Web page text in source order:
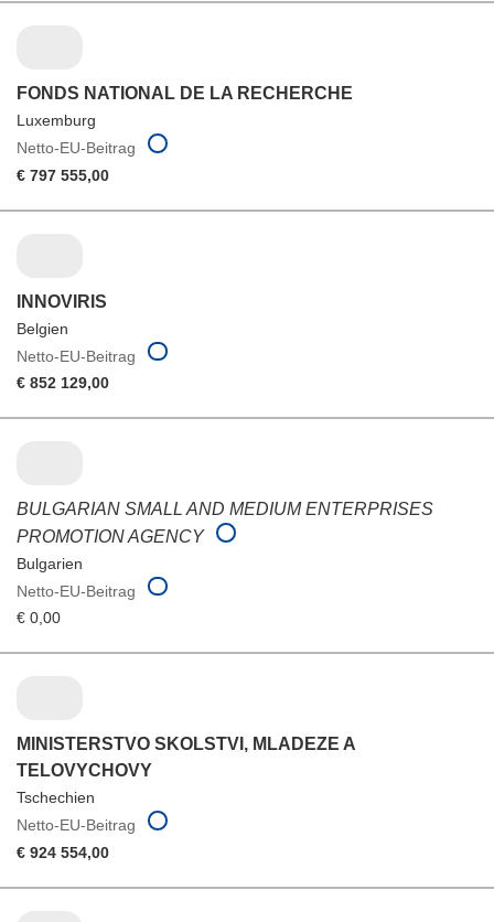
FONDS NATIONAL DE LA RECHERCHE
Luxemburg
Netto-EU-Beitrag
€ 797 555,00
INNOVIRIS
Belgien
Netto-EU-Beitrag
€ 852 129,00
BULGARIAN SMALL AND MEDIUM ENTERPRISES
PROMOTION AGENCY
Bulgarien
Netto-EU-Beitrag
€ 0,00
MINISTERSTVO SKOLSTVI, MLADEZE A
TELOVYCHOVY
Tschechien
Netto-EU-Beitrag
€ 924 554,00